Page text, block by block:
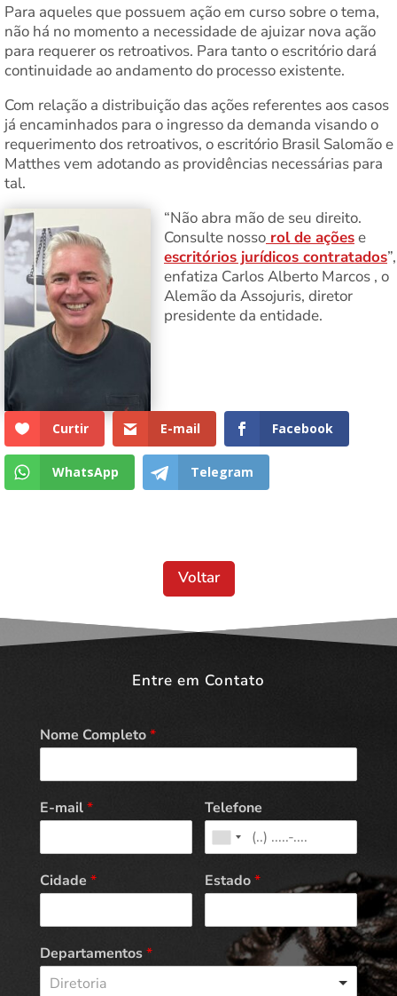
Para aqueles que possuem ação em curso sobre o tema,
não há no momento a necessidade de ajuizar nova ação
para requerer os retroativos. Para tanto o escritório dará
continuidade ao andamento do processo existente.
Com relação a distribuição das ações referentes aos casos
já encaminhados para o ingresso da demanda visando o
requerimento dos retroativos, o escritório Brasil Salomão e
Matthes vem adotando as providências necessárias para
tal.
“Não abra mão de seu direito.
Consulte nosso rol de açõese
escritórios jurídicos contratados”,
enfatiza Carlos Alberto Marcos , o
Alemão da Assojuris, diretor
presidente da entidade.
Curtir E-mail Facebook
WhatsApp Telegram
Voltar
Entre em Contato
Nome Completo*
E-mail* Telefone
Cidade * Estado*
Departamentos*
Diretoria